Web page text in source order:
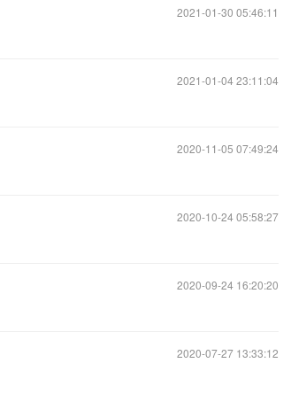
2021-01-30 05:46:11
2021-01-04 23:11:04
2020-11-05 07:49:24
2020-10-24 05:58:27
2020-09-24 16:20:20
2020-07-27 13:33:12